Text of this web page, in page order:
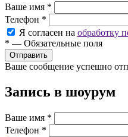
Ваше имя *
Телефон *
Я согласен на обработку
* — Обязательные поля
Ваше сообщение успешно
Запись в шоурум
Ваше имя *
Телефон *